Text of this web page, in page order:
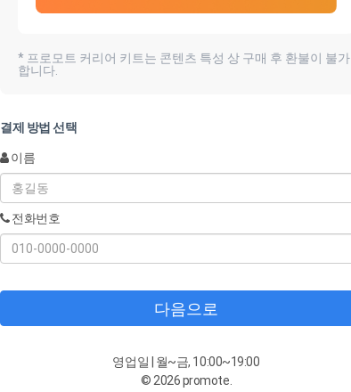
* 프로모트 커리어 키트는 콘텐츠 특성 상 구매 후 환불이 불가
합니다.
결제 방법 선택
이름
전화번호
다음으로
영업일 | 월~금, 10:00~19:00
© 2026 promote.